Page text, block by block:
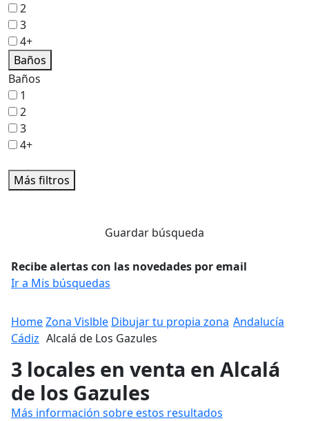
2
3
4+
Baños
Baños
1
2
3
4+
Más filtros
Guardar búsqueda
Recibe alertas con las novedades por email
Ir a Mis búsquedas
HomeZona Vislble Dibujar tu propia zona Andalucía
Cádiz Alcalá de Los Gazules
3 locales en venta en Alcalá
de los Gazules
Más información sobre estos resultados